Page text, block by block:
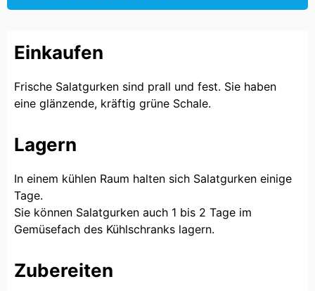
Einkaufen
Frische Salatgurken sind prall und fest. Sie haben
eine glänzende, kräftig grüne Schale.
Lagern
In einem kühlen Raum halten sich Salatgurken einige
Tage.
Sie können Salatgurken auch 1 bis 2 Tage im
Gemüsefach des Kühlschranks lagern.
Zubereiten